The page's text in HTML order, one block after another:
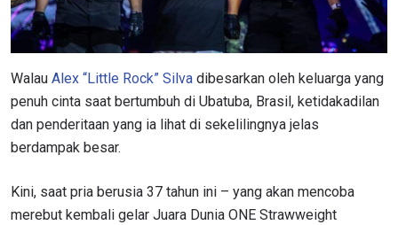
Walau Alex “Little Rock” Silva dibesarkan oleh keluarga yang
penuh cinta saat bertumbuh di Ubatuba, Brasil, ketidakadilan
dan penderitaan yang ia lihat di sekelilingnya jelas
berdampak besar.
Kini, saat pria berusia 37 tahun ini – yang akan mencoba
merebut kembali gelar Juara Dunia ONE Strawweight